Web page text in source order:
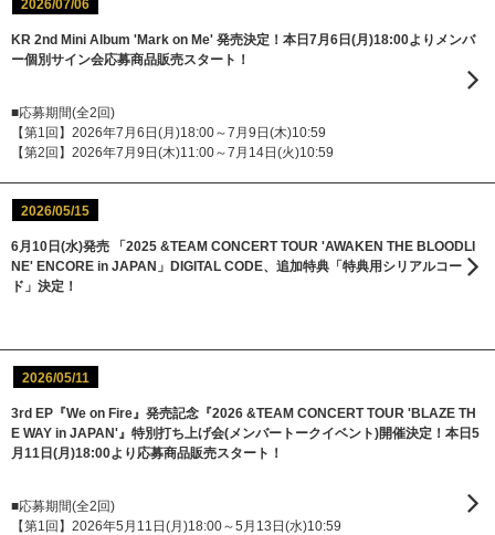
2026/07/06
KR 2nd Mini Album 'Mark on Me' 発売決定！本日7月6日(月)18:00よりメンバ
ー個別サイン会応募商品販売スタート！
■応募期間(全2回)
【第1回】2026年7月6日(月)18:00～7月9日(木)10:59
【第2回】2026年7月9日(木)11:00～7月14日(火)10:59
2026/05/15
6月10日(水)発売 「2025 &TEAM CONCERT TOUR 'AWAKEN THE BLOODLI
NE' ENCORE in JAPAN」DIGITAL CODE、追加特典「特典用シリアルコー
ド」決定！
2026/05/11
3rd EP『We on Fire』発売記念『2026 &TEAM CONCERT TOUR 'BLAZE TH
E WAY in JAPAN'』特別打ち上げ会(メンバートークイベント)開催決定！本日5
月11日(月)18:00より応募商品販売スタート！
■応募期間(全2回)
【第1回】2026年5月11日(月)18:00～5月13日(水)10:59